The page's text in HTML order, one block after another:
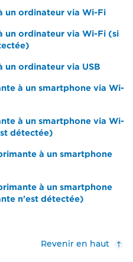
un ordinateur via Wi-Fi
un ordinateur via Wi-Fi (si
un ordinateur via USB
à un smartphone via Wi-
à un smartphone via Wi-
détectée)
à un smartphone
à un smartphone
n'est détectée)
Revenir en haut